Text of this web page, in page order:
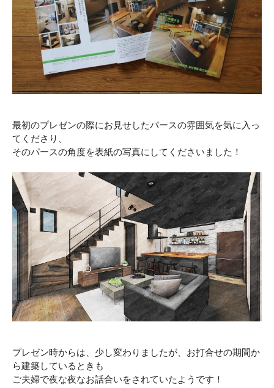
最初のプレゼンの際にお見せしたパースの雰囲気を気に入っ
てくださり、
そのパースの角度を表紙の写真にしてくださいました！
プレゼン時からは、少し変わりましたが、お打合せの期間か
ら建築しているときも
ご夫婦で夜な夜なお話合いをされていたようです！